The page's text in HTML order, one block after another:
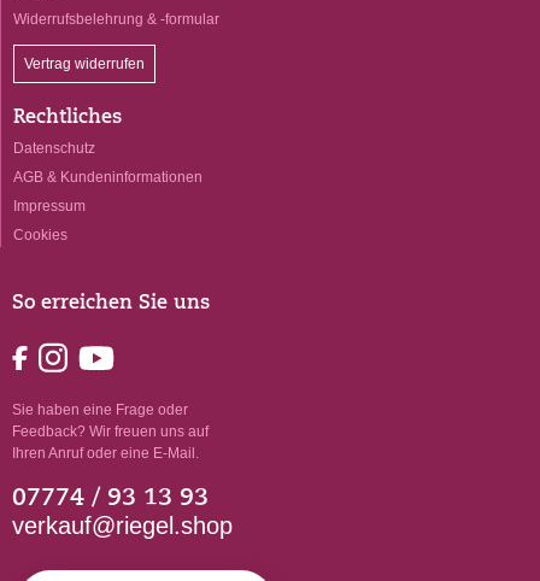
So erreichen Sie uns
Sie haben eine Frage oder
Feedback? Wir freuen uns auf
Ihren Anruf oder eine E-Mail.
07774 / 93 13 93
verkauf@riegel.shop
Widerrufsbelehrung & -formular
Vertrag widerrufen
Rechtliches
Datenschutz
AGB & Kundeninformationen
Impressum
Cookies